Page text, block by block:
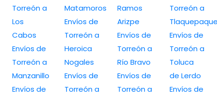
Torreón a
Los
Cabos
Envíos de
Torreón a
Manzanillo
Envíos de
Matamoros
Envíos de
Torreón a
Heroica
Nogales
Envíos de
Torreón a
Ramos
Arizpe
Envíos de
Torreón a
Río Bravo
Envíos de
Torreón a
Torreón a
Envíos de
Torreón a
Toluca
de Lerdo
Envíos de